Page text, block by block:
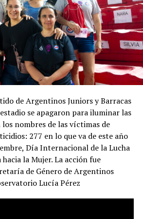
en la marcha será una novedad,
informa que sostiene
la represión de la marcha
SIDE (Secretaría de Inteligencia
responde a Santiago
el ejercicio de “inteligencia”
La mayor zozobra de la gestión
provenir de los jubilados
sino de la presencia de un
intenta hacer su
libertad de expresión. El video
imágenes y explica de qué modo
de Argentinos Juniors y Barracas
se apagaron para iluminar las
nombres de las víctimas de
277 en lo que va de este año
Día Internacional de la Lucha
la Mujer. La acción fue
de Género de Argentinos
Lucía Pérez